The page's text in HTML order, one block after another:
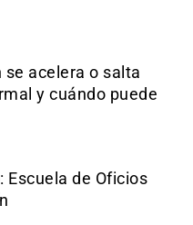
se acelera o salta
y cuándo puede
Escuela de Oficios